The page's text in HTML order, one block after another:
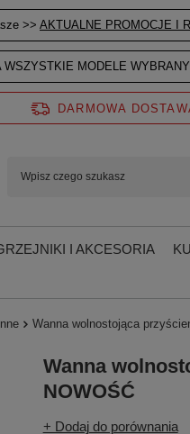
>> AKTUALNE PROMOCJE I
WSZYSTKIE MODELE
DARMOWA
I AKCESORIA
Wanna wolnostojąca
Wanna
NOWOŚĆ
+ Dodaj do porównania